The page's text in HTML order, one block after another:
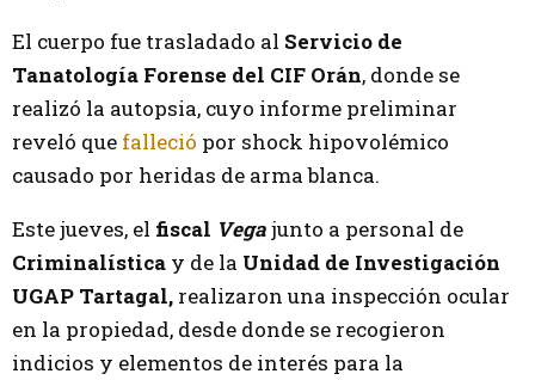
El cuerpo fue trasladado al Servicio de
Tanatología Forense del CIF Orán, donde se
realizó la autopsia, cuyo informe preliminar
reveló que falleció por shock hipovolémico
causado por heridas de arma blanca.
Este jueves, el fiscal Vegajunto a personal de
Criminalística y de la Unidad de Investigación
UGAP Tartagal, realizaron una inspección ocular
en la propiedad, desde donde se recogieron
indicios y elementos de interés para la